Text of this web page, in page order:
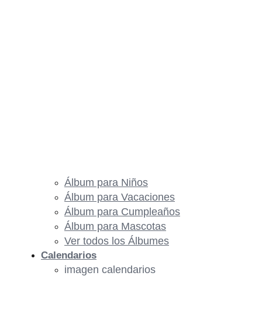
Álbum para Niños
Álbum para Vacaciones
Álbum para Cumpleaños
Álbum para Mascotas
Ver todos los Álbumes
Calendarios
imagen calendarios